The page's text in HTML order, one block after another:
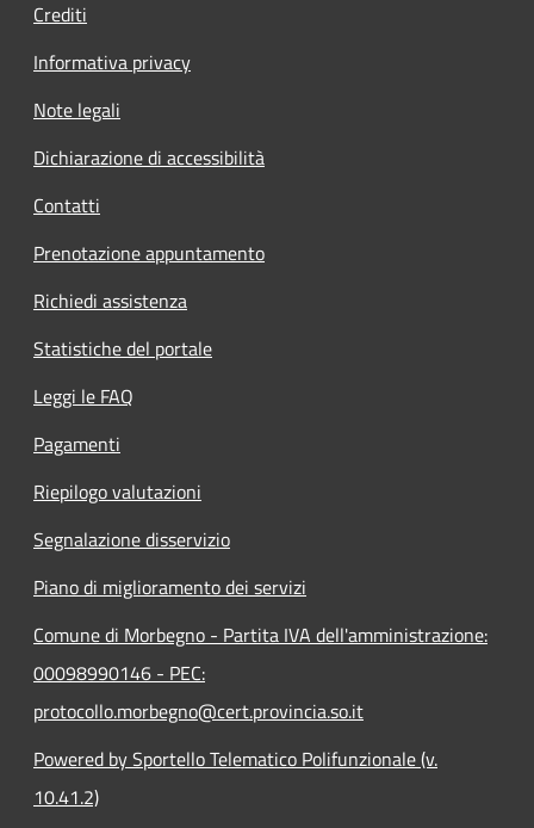
Crediti
Informativa privacy
Note legali
Dichiarazione di accessibilità
Contatti
Prenotazione appuntamento
Richiedi assistenza
Statistiche del portale
Leggi le FAQ
Pagamenti
Riepilogo valutazioni
Segnalazione disservizio
Piano di miglioramento dei servizi
Comune di Morbegno - Partita IVA dell'amministrazione:
00098990146 - PEC:
protocollo.morbegno@cert.provincia.so.it
Powered by Sportello Telematico Polifunzionale (v.
10.41.2)